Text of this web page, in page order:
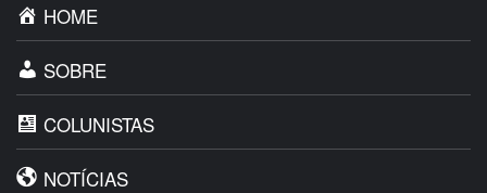
HOME
SOBRE
COLUNISTAS
NOTÍCIAS